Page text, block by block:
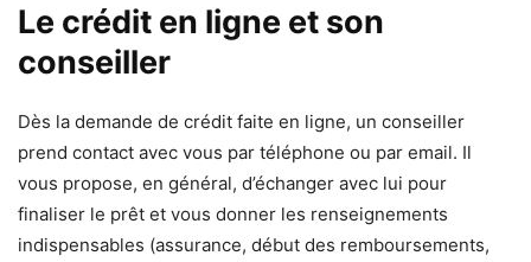
Le crédit en ligne et son
conseiller
Dès la demande de crédit faite en ligne, un conseiller
prend contact avec vous par téléphone ou par email. Il
vous propose, en général, d’échanger avec lui pour
finaliser le prêt et vous donner les renseignements
indispensables (assurance, début des remboursements,